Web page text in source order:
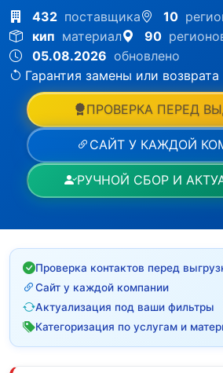
432 поставщика 10
кип материал 90
05.08.2026 обновлено
Гарантия замены или возврата
ПРОВЕРКА ПЕРЕД
САЙТ У КАЖДОЙ
РУЧНОЙ СБОР И
Проверка контактов перед
Сайт у каждой компании
Актуализация под ваши фильтры
Категоризация по услугам и